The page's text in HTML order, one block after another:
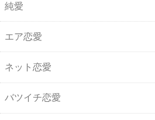
純愛
エア恋愛
ネット恋愛
バツイチ恋愛